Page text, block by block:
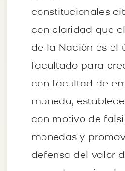
constitucionales
con claridad que
de la Nación es el
facultado para
con facultad de
moneda,
con motivo de
monedas y
defensa del valor